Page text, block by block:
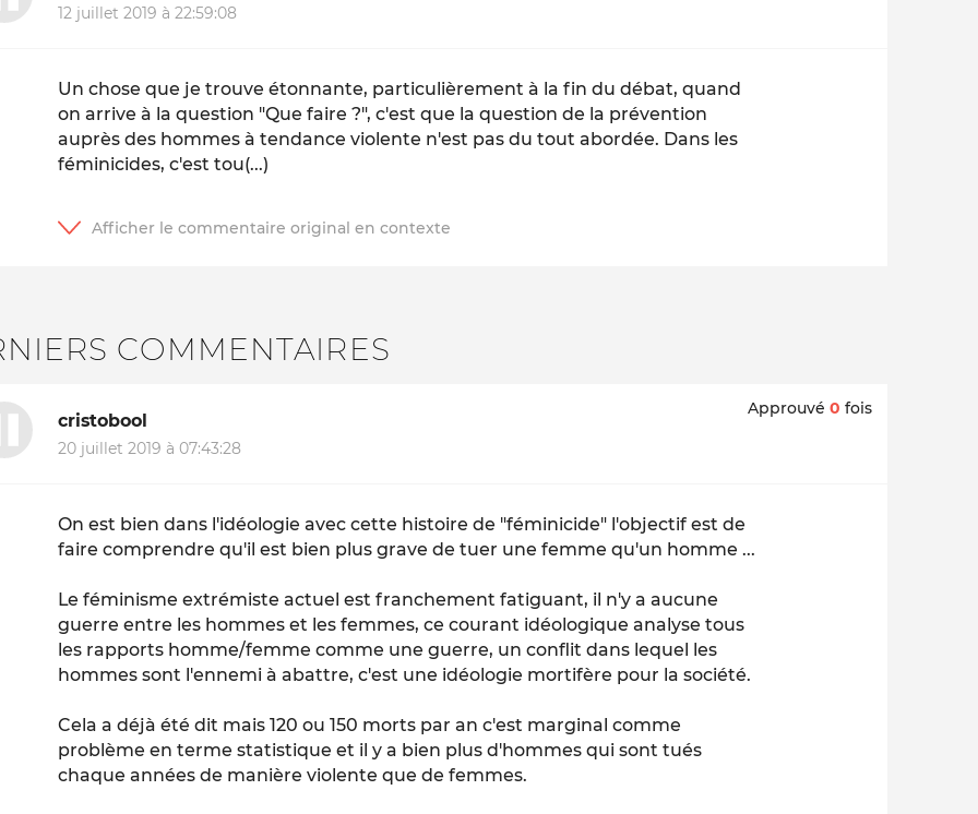
12 juillet 2019 à 22:59:08
Un chose que je trouve étonnante, particulièrement à la fin du débat, quand
on arrive à la question "Que faire ?", c'est que la question de la prévention
auprès des hommes à tendance violente n'est pas du tout abordée. Dans les
féminicides, c'est tou(...)
COMMENTAIRES
cristobool
20 juillet 2019 à 07:43:28
Approuvé 0 fois
On est bien dans l'idéologie avec cette histoire de "féminicide" l'objectif est de
faire comprendre qu'il est bien plus grave de tuer une femme qu'un homme ...
Le féminisme extrémiste actuel est franchement fatiguant, il n'y a aucune
guerre entre les hommes et les femmes, ce courant idéologique analyse tous
les rapports homme/femme comme une guerre, un conflit dans lequel les
hommes sont l'ennemi à abattre, c'est une idéologie mortifère pour la société.
Cela a déjà été dit mais 120 ou 150 morts par an c'est marginal comme
problème en terme statistique et il y a bien plus d'hommes qui sont tués
chaque années de manière violente que de femmes.